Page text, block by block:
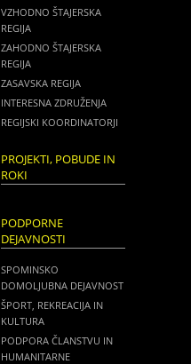
VZHODNO ŠTAJERSKA
REGIJA
ZAHODNO ŠTAJERSKA
REGIJA
ZASAVSKA REGIJA
INTERESNA ZDRUŽENJA
REGIJSKI KOORDINATORJI
PROJEKTI, POBUDE IN
ROKI
PODPORNE
DEJAVNOSTI
SPOMINSKO
DOMOLJUBNA DEJAVNOST
ŠPORT, REKREACIJA IN
KULTURA
PODPORA ČLANSTVU IN
HUMANITARNE